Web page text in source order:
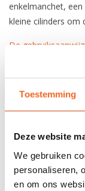
Toestemming
Deze website
We gebruiken
personaliseren,
en om ons
enkelmanchet,
kleine cilinders om
De
REVIEWS
0